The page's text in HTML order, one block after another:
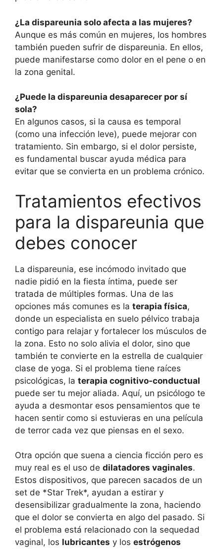
¿La dispareunia solo afecta a las mujeres?
Aunque es más común en mujeres, los hombres
también pueden sufrir de dispareunia. En ellos,
puede manifestarse como dolor en el pene o en
la zona genital.
¿Puede la dispareunia desaparecer por sí
sola?
En algunos casos, si la causa es temporal
(como una infección leve), puede mejorar con
tratamiento. Sin embargo, si el dolor persiste,
es fundamental buscar ayuda médica para
evitar que se convierta en un problema crónico.
Tratamientos efectivos
para la dispareunia que
debes conocer
La dispareunia, ese incómodo invitado que
nadie pidió en la fiesta íntima, puede ser
tratada de múltiples formas. Una de las
opciones más comunes es la terapia física,
donde un especialista en suelo pélvico trabaja
contigo para relajar y fortalecer los músculos de
la zona. Esto no solo alivia el dolor, sino que
también te convierte en la estrella de cualquier
clase de yoga. Si el problema tiene raíces
psicológicas, la terapia cognitivo-conductual
puede ser tu mejor aliada. Aquí, un psicólogo te
ayuda a desmontar esos pensamientos que te
hacen sentir como si estuvieras en una película
de terror cada vez que piensas en el sexo.
Otra opción que suena a ciencia ficción pero es
muy real es el uso de dilatadores vaginales.
Estos dispositivos, que parecen sacados de un
set de *Star Trek*, ayudan a estirar y
desensibilizar gradualmente la zona, haciendo
que el dolor se convierta en algo del pasado. Si
el problema está relacionado con la sequedad
vaginal, los lubricantes y los estrógenos